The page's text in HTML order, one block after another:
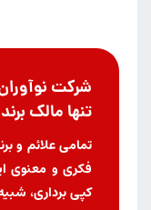
تنها مالک برند PBP
تمامی علائم و
فکری و معنوی
کپی برداری،